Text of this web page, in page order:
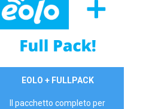
34,90 €/meseEOLO + FULLPACK
Il pacchetto completo per